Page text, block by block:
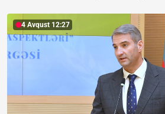
4 Avqust 12:27